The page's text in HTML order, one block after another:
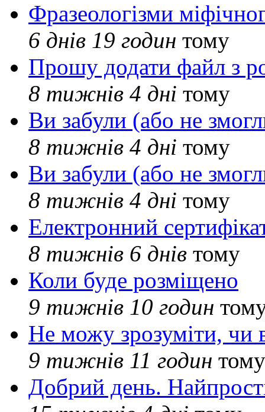
Фразеологізми
6 днів 19 годин тому
Прошу додати файл з
8 тижнів 4 дні тому
Ви забули (або не
8 тижнів 4 дні тому
Ви забули (або не
8 тижнів 4 дні тому
Електронний
8 тижнів 6 днів тому
Коли буде розміщено
9 тижнів 10 годин
Не можу зрозуміти, чи
9 тижнів 11 годин тому
Добрий день.